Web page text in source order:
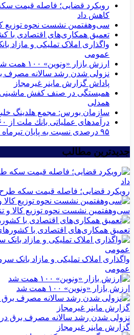
رویکرد قضایی؛ فاصله قیمت
کاهش داد
سی‌و‌هفتمین نشست نحوه توزیع
تعمیق همکاری‌های اقتصادی با
واگذاری املاک تملیکی و مازاد
عمومی
ارزش بازار «ونوین» ۱۰۰ همت شد
نزولی شدن رشد سالانه مصرف
پاداش گزارش ماینر غیرمجاز
همبستگی در صنف کفش ماشینی
همدلی
سازمان بورس: مجمع هلدینگ
۹۵ درصدی نسبت به پایان تیرماه ۱۴۰۴
جدیدترین مطالب
رویکرد قضایی؛ فاصله قیمت سکه طرح
سی‌و‌هفتمین نشست نحوه توزیع کالا و
تعمیق همکاری‌های اقتصادی با
واگذاری املاک تملیکی و مازاد بانک
عمومی
ارزش بازار «ونوین» ۱۰۰ همت شد
نزولی شدن رشد سالانه مصرف برق
گزارش ماینر غیرمجاز